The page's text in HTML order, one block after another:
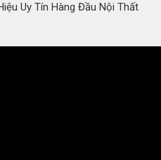
Uy Tín Hàng Đầu Nội Thất